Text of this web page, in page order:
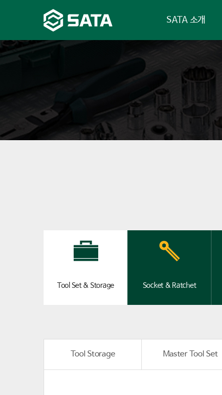
SATA 소개
Tool Set & Storage Socket & Ratchet
Tool Storage Master Tool Set